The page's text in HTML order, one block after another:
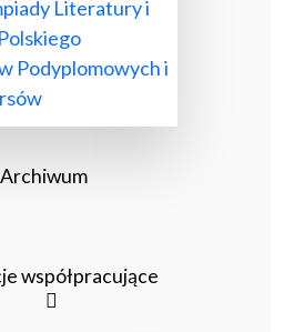
Literatury i
Podyplomowych i
Archiwum
współpracujące